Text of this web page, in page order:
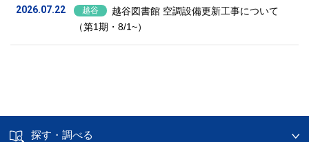
2026.07.22 越谷
越谷図書館 空調設備更新工事について
（第1期・8/1~）
探す・調べる